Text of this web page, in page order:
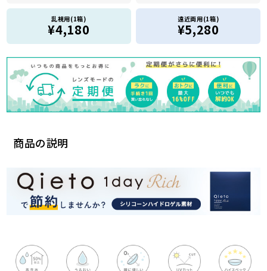
商品の説明
乱視用(1箱)
¥4,180
遠近両用(1箱)
¥5,280